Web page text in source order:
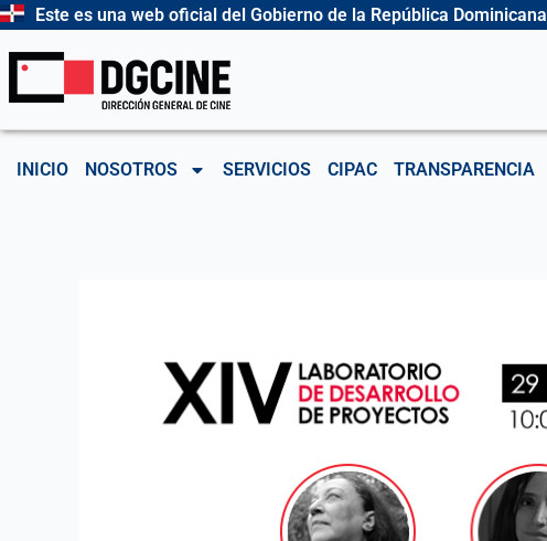
Ir
contenido
Este es una web oficial del Gobierno de la República Dominicana
INICIO NOSOTROS SERVICIOS CIPAC TRANSPARENCIA